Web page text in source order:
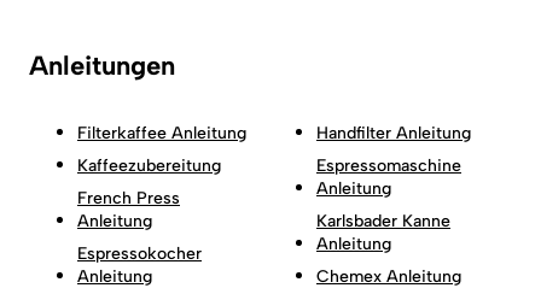
Anleitungen
Filterkaffee Anleitung
Kaffeezubereitung
French Press
Anleitung
Espressokocher
Anleitung
Handfilter Anleitung
Espressomaschine
Anleitung
Karlsbader Kanne
Anleitung
Chemex Anleitung